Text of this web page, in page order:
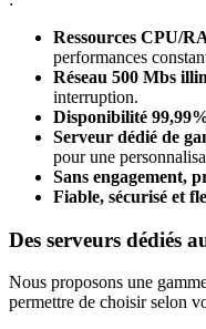
Ressources CPU/
performances
Réseau 500 Mbs
interruption.
Disponibilité
Serveur dédié de
pour une
Sans engagement,
Fiable, sécurisé et
Des serveurs dédiés
Nous proposons une
permettre de choisir selon